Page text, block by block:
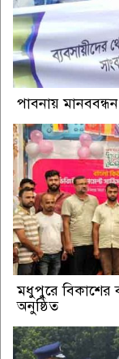
পাবনায় মানববন্ধন
মধুপুরে বিকাশের
অনুষ্ঠিত